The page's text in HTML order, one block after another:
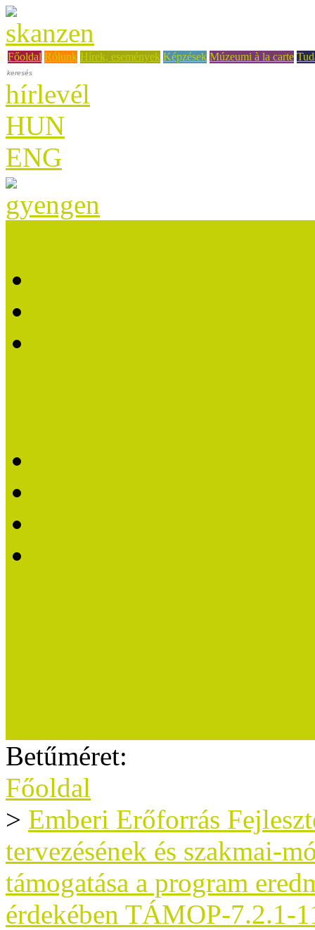
Főoldal Rólunk Hírek, események Képzések Múzeumi à la carte
hírlevél
HUN
ENG
Betűméret:
Főoldal
> Emberi Erőforrás
tervezésének és szakmai-
támogatása a program
érdekében TÁMOP-7.2.1-